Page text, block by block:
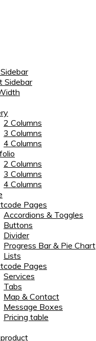
Sidebar
2 Columns
3 Columns
4 Columns
2 Columns
3 Columns
4 Columns
Pages
Accordions & Toggles
Buttons
Divider
Progress Bar & Pie Chart
Lists
Pages
Services
Tabs
Map & Contact
Message Boxes
Pricing table